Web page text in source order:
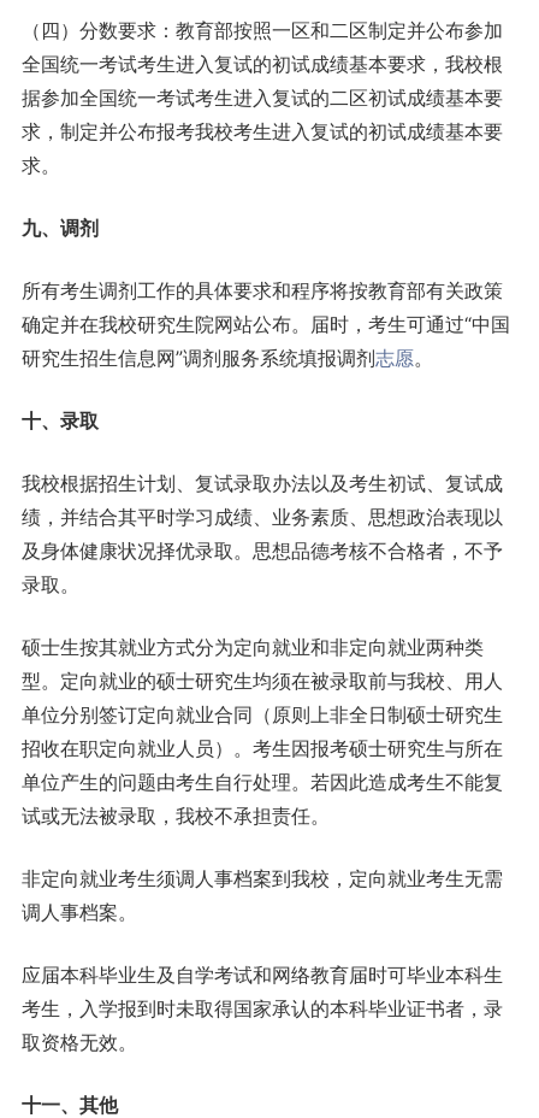
（四）分数要求：教育部按照一区和二区制定并公布参加
全国统一考试考生进入复试的初试成绩基本要求，我校根
据参加全国统一考试考生进入复试的二区初试成绩基本要
求，制定并公布报考我校考生进入复试的初试成绩基本要
求。
九、调剂
所有考生调剂工作的具体要求和程序将按教育部有关政策
确定并在我校研究生院网站公布。届时，考生可通过“中国
研究生招生信息网”调剂服务系统填报调剂志愿。
十、录取
我校根据招生计划、复试录取办法以及考生初试、复试成
绩，并结合其平时学习成绩、业务素质、思想政治表现以
及身体健康状况择优录取。思想品德考核不合格者，不予
录取。
硕士生按其就业方式分为定向就业和非定向就业两种类
型。定向就业的硕士研究生均须在被录取前与我校、用人
单位分别签订定向就业合同（原则上非全日制硕士研究生
招收在职定向就业人员）。考生因报考硕士研究生与所在
单位产生的问题由考生自行处理。若因此造成考生不能复
试或无法被录取，我校不承担责任。
非定向就业考生须调人事档案到我校，定向就业考生无需
调人事档案。
应届本科毕业生及自学考试和网络教育届时可毕业本科生
考生，入学报到时未取得国家承认的本科毕业证书者，录
取资格无效。
十一、其他